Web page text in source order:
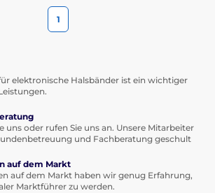
1
elektronische Halsbänder ist ein wichtiger
uns oder rufen Sie uns an. Unsere Mitarbeiter
und Fachberatung geschult
auf dem Markt
auf dem Markt haben wir genug Erfahrung,
Marktführer zu werden.